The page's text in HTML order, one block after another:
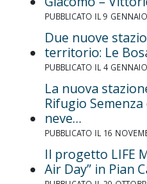
PUBBLICATO IL 9
Due nuove
territorio: Le
PUBBLICATO IL 4
La nuova
Rifugio
neve…
PUBBLICATO IL 16
Il progetto LIFE
Air Day” in Pian